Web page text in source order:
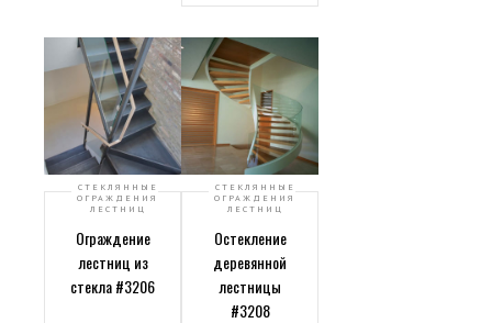
СТЕКЛЯННЫЕ
ОГРАЖДЕНИЯ
ЛЕСТНИЦ
Ограждение
лестниц из
стекла #3206
СТЕКЛЯННЫЕ
ОГРАЖДЕНИЯ
ЛЕСТНИЦ
Остекление
деревянной
лестницы
#3208